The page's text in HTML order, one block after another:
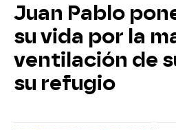
Juan Pablo
su vida por la
ventilación de
su refugio